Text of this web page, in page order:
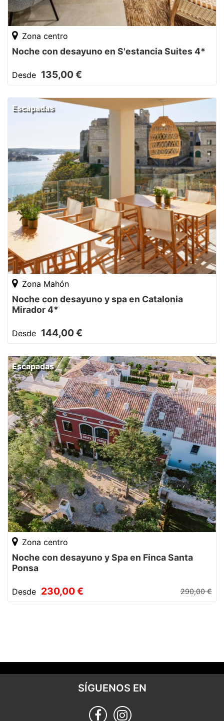
Zona centro
Noche con desayuno en S'estancia Suites 4*
Desde 135,00 €
Escapadas
Zona Mahón
Noche con desayuno y spa en Catalonia
Mirador 4*
Desde 144,00 €
Escapadas
Zona centro
Noche con desayuno y Spa en Finca Santa
Ponsa
Desde 230,00 € 290,00 €
SÍGUENOS EN